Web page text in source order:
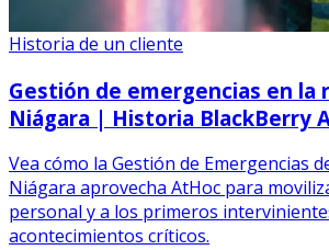
Historia de un cliente
Gestión de emergencias en la
Niágara | Historia BlackBerry
Vea cómo la Gestión de Emergencias
Niágara aprovecha AtHoc para
personal y a los primeros
acontecimientos críticos.